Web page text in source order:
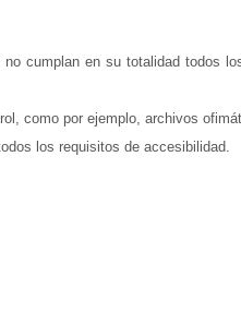
cumplan en su totalidad todos
como por ejemplo, archivos
los requisitos de accesibilidad.